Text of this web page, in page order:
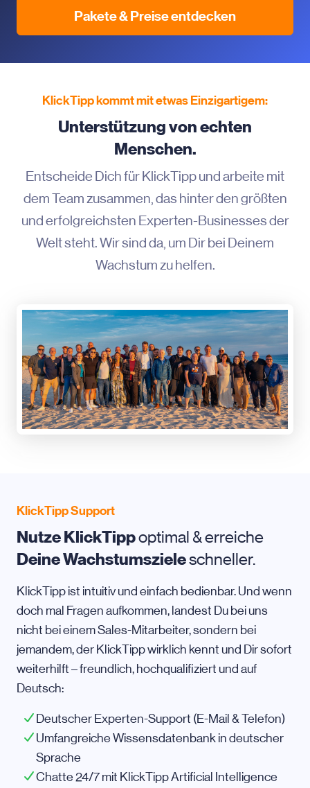
Pakete & Preise entdecken
KlickTipp kommt mit etwas Einzigartigem:
Unterstützung von echten
Menschen.
Entscheide Dich für KlickTipp und arbeite mit
dem Team zusammen, das hinter den größten
und erfolgreichsten Experten-Businesses der
Welt steht. Wir sind da, um Dir bei Deinem
Wachstum zu helfen.
KlickTipp Support
Nutze KlickTippoptimal & erreiche
Deine Wachstumszieleschneller.
KlickTipp ist intuitiv und einfach bedienbar. Und wenn
doch mal Fragen aufkommen, landest Du bei uns
nicht bei einem Sales-Mitarbeiter, sondern bei
jemandem, der KlickTipp wirklich kennt und Dir sofort
weiterhilft – freundlich, hochqualifiziert und auf
Deutsch:
Deutscher Experten-Support (E-Mail & Telefon)
Umfangreiche Wissensdatenbank in deutscher
Sprache
Chatte 24/7 mit KlickTipp Artificial Intelligence